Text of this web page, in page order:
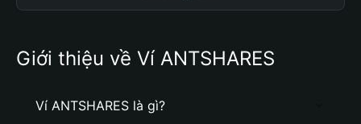
Giới thiệu về Ví ANTSHARES
Ví ANTSHARES là gì?